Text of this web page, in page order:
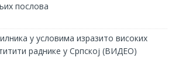
послова
у условима изразито високих
раднике у Српској (ВИДЕО)